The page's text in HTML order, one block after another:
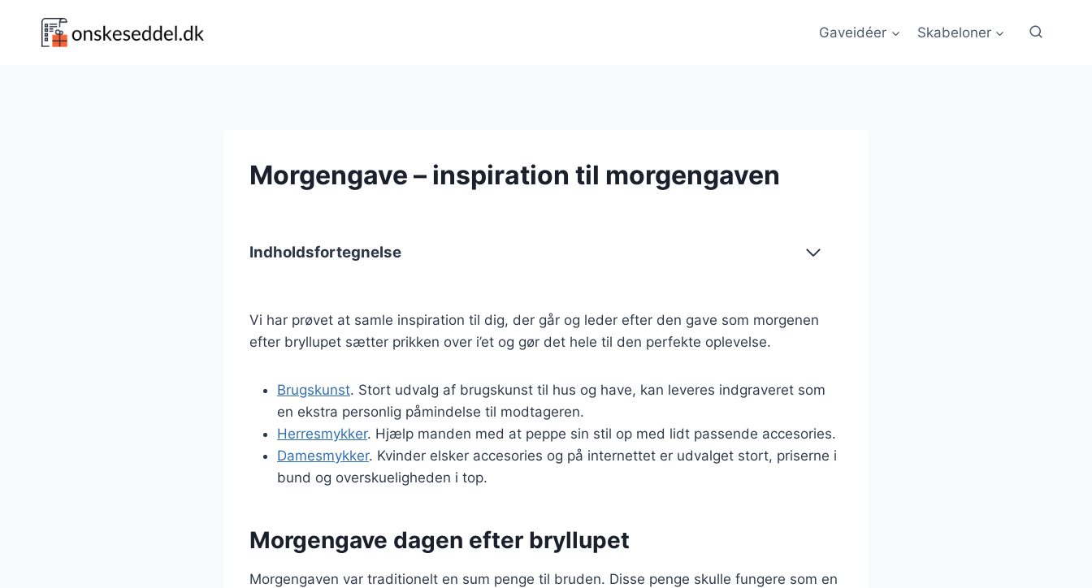
Gaveidéer Skabeloner
Morgengave – inspiration til morgengaven
Indholdsfortegnelse
Vi har prøvet at samle inspiration til dig, der går og leder efter den gave som morgenen
efter bryllupet sætter prikken over i’et og gør det hele til den perfekte oplevelse.
Brugskunst. Stort udvalg af brugskunst til hus og have, kan leveres indgraveret som
en ekstra personlig påmindelse til modtageren.
Herresmykker. Hjælp manden med at peppe sin stil op med lidt passende accesories.
Damesmykker. Kvinder elsker accesories og på internettet er udvalget stort, priserne i
bund og overskueligheden i top.
Morgengave dagen efter bryllupet
Morgengaven var traditionelt en sum penge til bruden. Disse penge skulle fungere som en